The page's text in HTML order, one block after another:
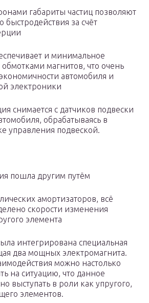
габариты частиц позволяют
быстродействия за счёт
и минимальное
магнитов, что очень
автомобиля и
электроники
снимается с датчиков подвески
обрабатываясь в
управления подвеской.
пошла другим путём
амортизаторов, всё
скорости изменения
элемента
интегрирована специальная
два мощных электромагнита.
можно настолько
на ситуацию, что данное
выступать в роли как упругого,
элементов.